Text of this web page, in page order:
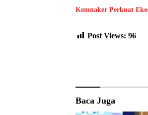
Kemnaker Perkuat
Post Views: 96
Baca Juga